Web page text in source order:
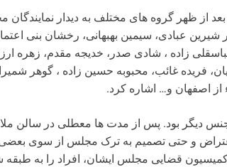
امروز از ساعت 12 تا ساعت 2 بعد از ظهر گروه های مختلف به دیدار
عبادی، سیمین بهبهانی، رخشان بنی
زاده ، شادی صدر، خدیجه مقدم، زهره
فریده غائب، محبوبه حسین زاده ، گوهر
از اصفهان و… اشاره کرد.
جنس دیگر بود. پس از مدت ها معطلی در سالن
و حتی تصمیم به ترک مجلس از سوی بعضی